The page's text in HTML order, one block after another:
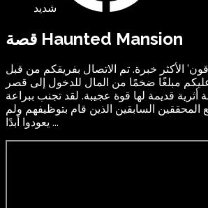
شديد
قصة Haunted Mansion
الأكثر خبرة. تم الاتصال بفريقكم من قبل
مبلغًا ضخمًا من المال للدخول إلى قصر
قديمة لها قوة عجيبة. لقد تجنب ببراعة
السابقين الذين قام بتوظيفهم ولم
يعودوا أبدًا ...